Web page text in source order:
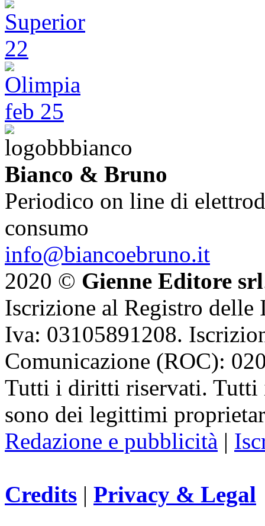
Bianco & Bruno
Periodico on line di
consumo
info@biancoebruno.it
2020 © Gienne Editore srl
Iscrizione al Registro delle
Iva: 03105891208.
Comunicazione (ROC):
Tutti i diritti riservati. Tutti
sono dei legittimi
Redazione e pubblicità |
Credits | Privacy & Legal